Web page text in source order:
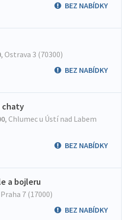
BEZ NABÍDKY
, Ostrava 3 (70300)
BEZ NABÍDKY
chaty
, Chlumec u Ústí nad Labem
BEZ NABÍDKY
a bojleru
Praha 7 (17000)
BEZ NABÍDKY